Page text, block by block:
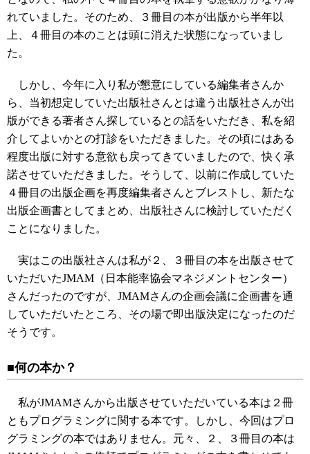
れていました。そのため、３冊目の本が出版から半年以
上、４冊目の本のことは頭に消えた状態になっていまし
た。
しかし、今年に入り私が懇意にしている編集者さんか
ら、当初想定していた出版社さんとは違う出版社さんが出
版ができる著者さん探しているとの話をいただき、私を紹
介してよいかとの打診をいただきました。その頃にはある
程度出版に対する意欲も戻ってきていましたので、快く承
諾させていただきました。そうして、以前に作成していた
４冊目の出版企画を再度編集者さんとブレストし、新たな
出版企画書としてまとめ、出版社さんに検討していただく
ことになりました。
実はこの出版社さんは私が２、３冊目の本を出版させて
いただいたJMAM（日本能率協会マネジメントセンター）
さんだったのですが、JMAMさんの企画会議に企画書を通
していただいたところ、その場で即出版決定になったのだ
そうです。
■何の本か？
私がJMAMさんから出版させていただいている本は２冊
ともプログラミングに関する本です。しかし、今回はプロ
グラミングの本ではありません。元々、２、３冊目の本は